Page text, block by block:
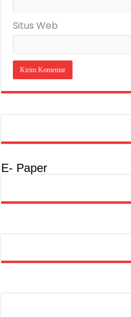
Situs Web
E- Paper